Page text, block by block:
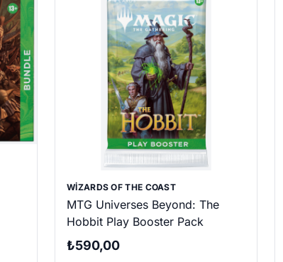
WIZARDS OF THE COAST
MTG Universes Beyond: The
Hobbit Play Booster Pack
₺590,00